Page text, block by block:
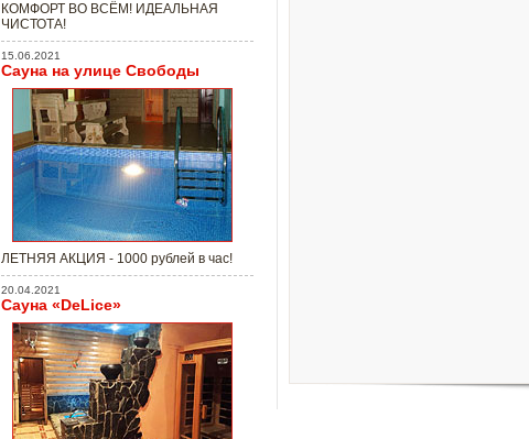
КОМФОРТ ВО ВСЁМ! ИДЕАЛЬНАЯ
ЧИСТОТА!
15.06.2021
Сауна на улице Свободы
ЛЕТНЯЯ АКЦИЯ - 1000 рублей в час!
20.04.2021
Сауна «DeLice»